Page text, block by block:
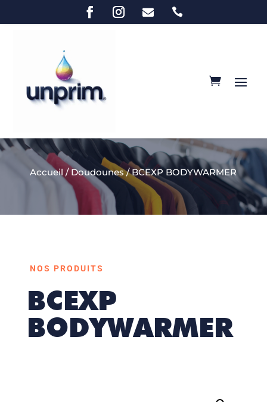
 
Accueil / Doudounes/ BCEXP BODYWARMER
NOS PRODUITS
BCEXP
BODYWARMER